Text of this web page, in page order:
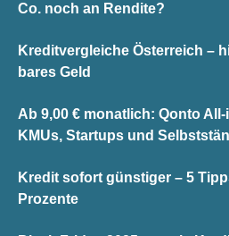
Co. noch an Rendite?
Kreditvergleiche Österreich –
bares Geld
Ab 9,00 € monatlich: Qonto
KMUs, Startups und
Kredit sofort günstiger – 5
Prozente